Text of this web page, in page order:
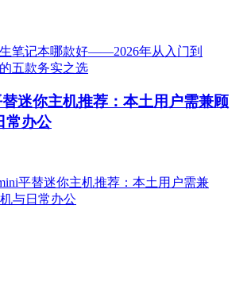
迷你主机推荐：本土用户需兼顾
常办公